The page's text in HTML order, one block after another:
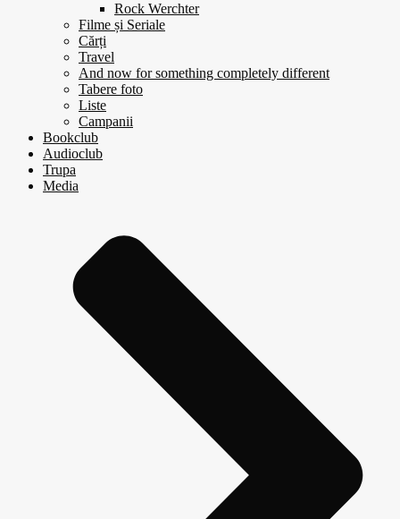
Rock Werchter
Filme și Seriale
Cărți
Travel
And now for something completely different
Tabere foto
Liste
Campanii
Bookclub
Audioclub
Trupa
Media